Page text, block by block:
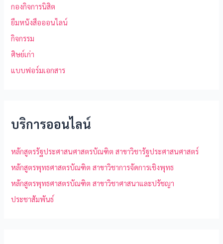
กองกิจการนิสิต
ยืมหนังสือออนไลน์
กิจกรรม
ศิษย์เก่า
แบบฟอร์มเอกสาร
บริการออนไลน์
หลักสูตรรัฐประศาสนศาสตรบัณฑิต สาขาวิชารัฐประศาสนศาสตร์
หลักสูตรพุทธศาสตรบัณฑิต สาขาวิชาการจัดการเชิงพุทธ
หลักสูตรพุทธศาสตรบัณฑิต สาขาวิชาศาสนาและปรัชญา
ประชาสัมพันธ์